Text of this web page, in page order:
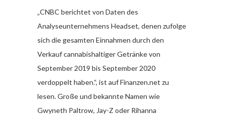
„CNBC berichtet von Daten des
Analyseunternehmens Headset, denen zufolge
sich die gesamten Einnahmen durch den
Verkauf cannabishaltiger Getränke von
September 2019 bis September 2020
verdoppelt haben.“, ist auf Finanzen.net zu
lesen. Große und bekannte Namen wie
Gwyneth Paltrow, Jay-Z oder Rihanna